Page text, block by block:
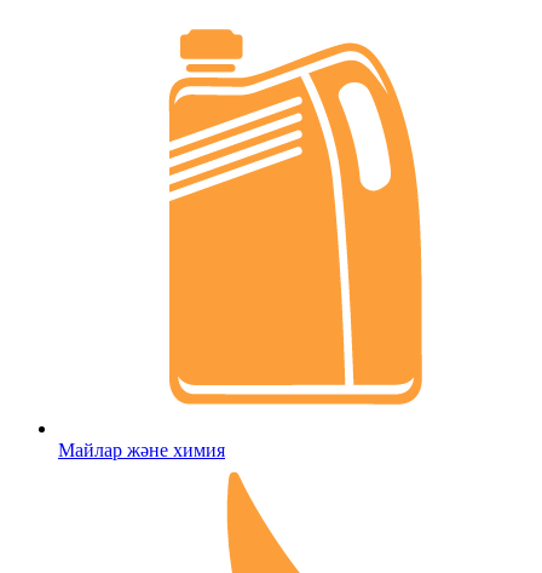
Майлар және химия